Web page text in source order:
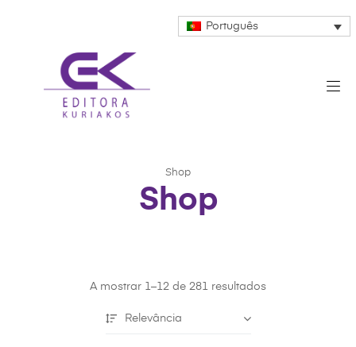
Português
Shop
Shop
A mostrar 1–12 de 281 resultados
Relevância